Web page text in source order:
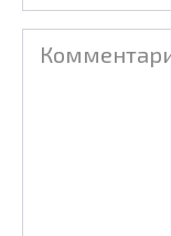
Комментарий